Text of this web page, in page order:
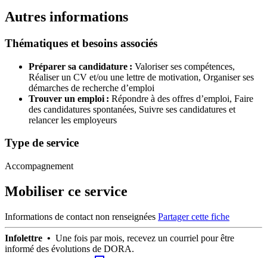
Autres informations
Thématiques et besoins associés
Préparer sa candidature : Valoriser ses compétences,
Réaliser un CV et/ou une lettre de motivation, Organiser ses
démarches de recherche d’emploi
Trouver un emploi : Répondre à des offres d’emploi, Faire
des candidatures spontanées, Suivre ses candidatures et
relancer les employeurs
Type de service
Accompagnement
Mobiliser ce service
Informations de contact non renseignées Partager cette fiche
Infolettre • Une fois par mois, recevez un courriel pour être
informé des évolutions de DORA.